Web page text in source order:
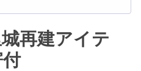
再建アイテ